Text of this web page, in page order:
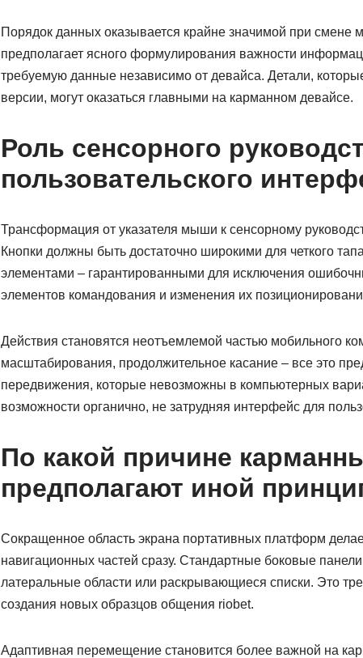
Порядок данных оказывается крайне значимой при смене
предполагает ясного формулирования важности
требуемую данные независимо от девайса. Детали,
версии, могут оказаться главными на карманном девайсе.
Роль сенсорного
пользовательского
Трансформация от указателя мыши к сенсорному
Кнопки должны быть достаточно широкими для четкого
элементами – гарантированными для исключения
элементов командования и изменения их
Действия становятся неотъемлемой частью мобильного
масштабирования, продолжительное касание – все это
передвижения, которые невозможны в компьютерных
возможности органично, не затрудняя интерфейс для
По какой причине
предполагают иной
Сокращенное область экрана портативных платформ
навигационных частей сразу. Стандартные боковые
латеральные области или раскрывающиеся списки. Это
создания новых образцов общения riobet.
Адаптивная перемещение становится более важной на